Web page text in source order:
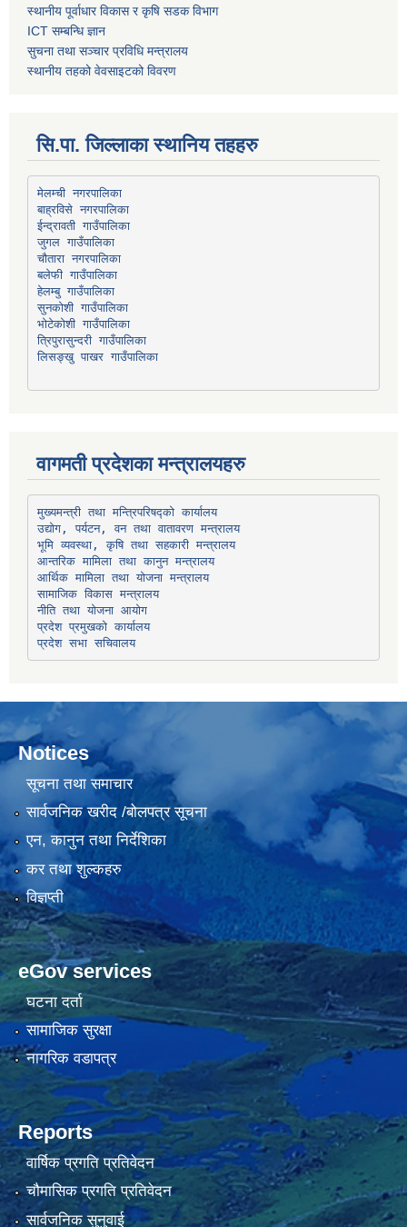
स्थानीय पूर्वाधार विकास र कृषि सडक विभाग
ICT सम्बन्धि ज्ञान
सुचना तथा सञ्चार प्रविधि मन्त्रालय
स्थानीय तहको वेवसाइटको विवरण
सि.पा. जिल्लाका स्थानिय तहहरु
मेलम्ची नगरपालिका
बाह्रविसे नगरपालिका
ईन्द्रावती गाउँपालिका
जुगल गाउँपालिका
चौतारा नगरपालिका
बलेफी गाउँपालिका
हेलम्बु गाउँपालिका
सुनकोशी गाउँपालिका
भोटेकोशी गाउँपालिका
त्रिपुरासुन्दरी गाउँपालिका
लिसङ्खु पाखर गाउँपालिका
वागमती प्रदेशका मन्त्रालयहरु
मुख्यमन्त्री तथा मन्त्रिपरिषद्को कार्यालय
उद्योग, पर्यटन, वन तथा वातावरण मन्त्रालय
भूमि व्यवस्था, कृषि तथा सहकारी मन्त्रालय
आन्तरिक मामिला तथा कानुन मन्त्रालय
आर्थिक मामिला तथा योजना मन्त्रालय
सामाजिक विकास मन्त्रालय
नीति तथा योजना आयोग
प्रदेश प्रमुखको कार्यालय
प्रदेश सभा सचिवालय
Notices
सूचना तथा समाचार
सार्वजनिक खरीद /बोलपत्र सूचना
एन, कानुन तथा निर्देशिका
कर तथा शुल्कहरु
विज्ञप्ती
eGov services
घटना दर्ता
सामाजिक सुरक्षा
नागरिक वडापत्र
Reports
वार्षिक प्रगति प्रतिवेदन
चौमासिक प्रगति प्रतिवेदन
सार्वजनिक सुनुवाई